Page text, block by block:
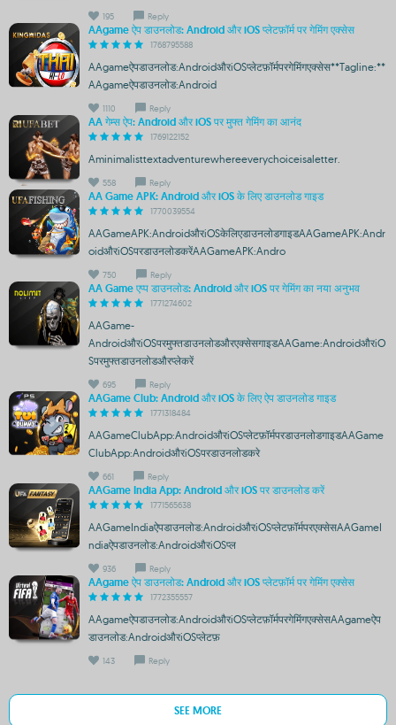
195 Reply
AAgame ऐप डाउनलोड: Android और iOS प्लेटफ़ॉर्म पर गेमिंग एक्सेस
1768795588
AAgameऐपडाउनलोड:AndroidऔरiOSप्लेटफ़ॉर्मपरगेमिंगएक्सेस**Tagline:**
AAgameऐपडाउनलोड:Android
1110 Reply
AA गेम्स ऐप: Android और iOS पर मुफ्त गेमिंग का आनंद
1769122152
Aminimalisttextadventurewhereeverychoiceisaletter.
558 Reply
AA Game APK: Android और iOS के लिए डाउनलोड गाइड
1770039554
AAGameAPK:AndroidऔरiOSकेलिएडाउनलोडगाइडAAGameAPK:Andr
oidऔरiOSपरडाउनलोडकरेंAAGameAPK:Andro
750 Reply
AA Game एप्प डाउनलोड: Android और iOS पर गेमिंग का नया अनुभव
1771274602
AAGame-
AndroidऔरiOSपरमुफ्तडाउनलोडऔरएक्सेसगाइडAAGame:AndroidऔरiO
Sपरमुफ्तडाउनलोडऔरप्लेकरें
695 Reply
AAGame Club: Android और iOS के लिए ऐप डाउनलोड गाइड
1771318484
AAGameClubApp:AndroidऔरiOSप्लेटफ़ॉर्मपरडाउनलोडगाइडAAGame
ClubApp:AndroidऔरiOSपरडाउनलोडकरे
661 Reply
AAGame India App: Android और iOS पर डाउनलोड करें
1771565638
AAGameIndiaऐपडाउनलोड:AndroidऔरiOSप्लेटफ़ॉर्मपरएक्सेसAAGameI
ndiaऐपडाउनलोड:AndroidऔरiOSप्ल
936 Reply
AAgame ऐप डाउनलोड: Android और iOS प्लेटफ़ॉर्म पर गेमिंग एक्सेस
1772355557
AAgameऐपडाउनलोड:AndroidऔरiOSप्लेटफ़ॉर्मपरगेमिंगएक्सेसAAgameऐप
डाउनलोड:AndroidऔरiOSप्लेटफ़
143 Reply
SEE MORE